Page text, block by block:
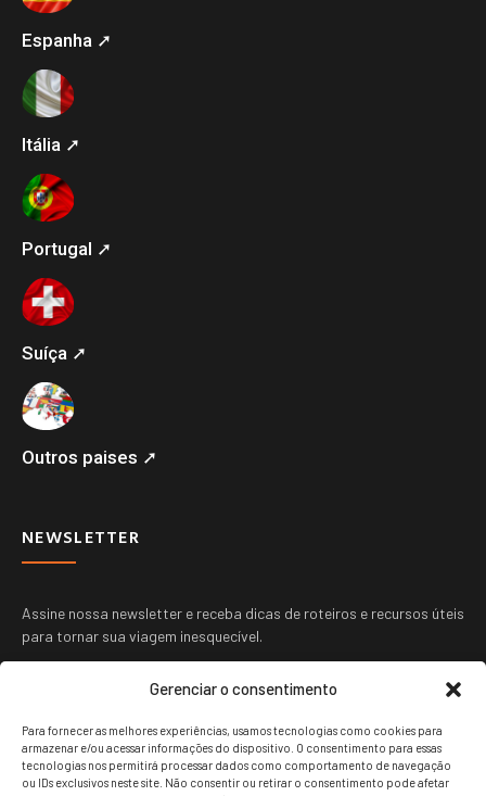
Gerenciar o consentimento
Para fornecer as melhores experiências, usamos tecnologias como cookies para
armazenar e/ou acessar informações do dispositivo. O consentimento para essas
tecnologias nos permitirá processar dados como comportamento de navegação
ou IDs exclusivos neste site. Não consentir ou retirar o consentimento pode afetar
Espanha ➚
Itália ➚
Portugal ➚
Suíça ➚
Outros paises ➚
NEWSLETTER
Assine nossa newsletter e receba dicas de roteiros e recursos úteis
para tornar sua viagem inesquecível.